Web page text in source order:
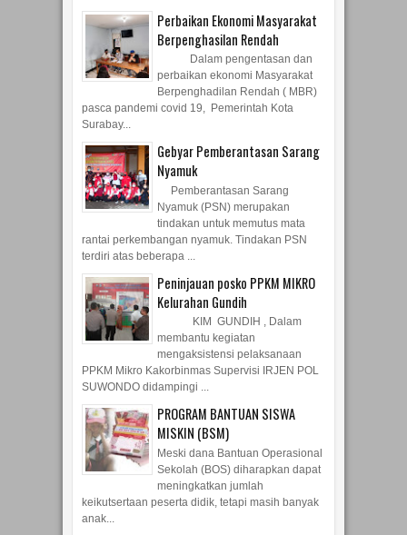
Perbaikan Ekonomi Masyarakat
Berpenghasilan Rendah
Dalam pengentasan dan
perbaikan ekonomi Masyarakat
Berpenghadilan Rendah ( MBR)
pasca pandemi covid 19, Pemerintah Kota
Surabay...
Gebyar Pemberantasan Sarang
Nyamuk
Pemberantasan Sarang
Nyamuk (PSN) merupakan
tindakan untuk memutus mata
rantai perkembangan nyamuk. Tindakan PSN
terdiri atas beberapa ...
Peninjauan posko PPKM MIKRO
Kelurahan Gundih
KIM GUNDIH , Dalam
membantu kegiatan
mengaksistensi pelaksanaan
PPKM Mikro Kakorbinmas Supervisi IRJEN POL
SUWONDO didampingi ...
PROGRAM BANTUAN SISWA
MISKIN (BSM)
Meski dana Bantuan Operasional
Sekolah (BOS) diharapkan dapat
meningkatkan jumlah
keikutsertaan peserta didik, tetapi masih banyak
anak...